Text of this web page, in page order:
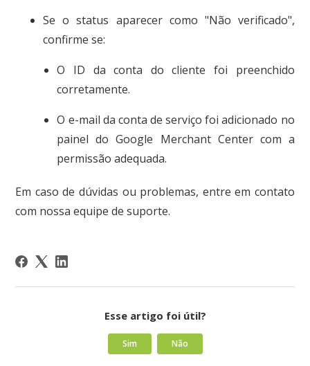
Se o status aparecer como "Não verificado",
confirme se:
O ID da conta do cliente foi preenchido
corretamente.
O e-mail da conta de serviço foi adicionado no
painel do Google Merchant Center com a
permissão adequada.
Em caso de dúvidas ou problemas, entre em contato
com nossa equipe de suporte.
Esse artigo foi útil?
Sim Não